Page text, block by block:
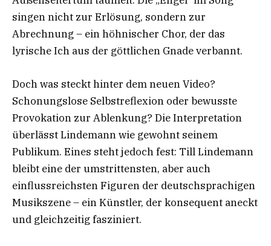
singen nicht zur Erlösung, sondern zur
Abrechnung – ein höhnischer Chor, der das
lyrische Ich aus der göttlichen Gnade verbannt.
Doch was steckt hinter dem neuen Video?
Schonungslose Selbstreflexion oder bewusste
Provokation zur Ablenkung? Die Interpretation
überlässt Lindemann wie gewohnt seinem
Publikum. Eines steht jedoch fest: Till Lindemann
bleibt eine der umstrittensten, aber auch
einflussreichsten Figuren der deutschsprachigen
Musikszene – ein Künstler, der konsequent aneckt
und gleichzeitig fasziniert.